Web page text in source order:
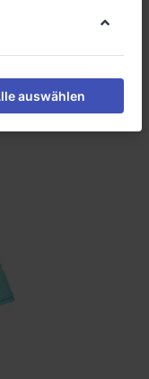
auswählen